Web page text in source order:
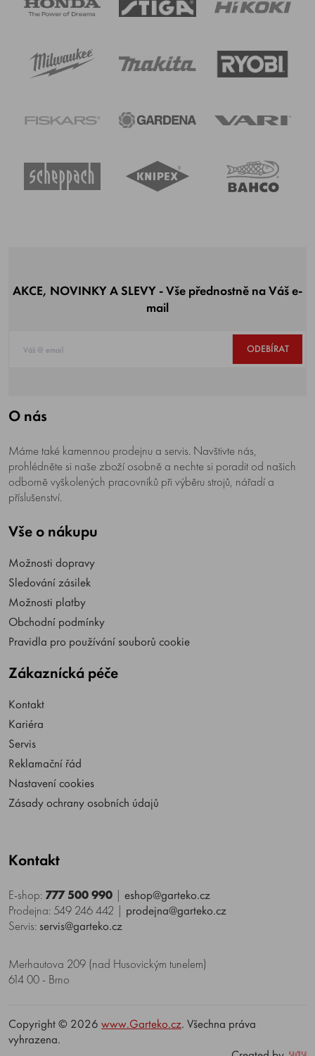
AKCE, NOVINKY A SLEVY - Vše přednostně na Váš e-
mail
ODEBÍRAT
O nás
Máme také kamennou prodejnu a servis. Navštivte nás,
prohlédněte si naše zboží osobně a nechte si poradit od našich
odborně vyškolených pracovníků při výběru strojů, nářadí a
příslušenství.
Vše o nákupu
Možnosti dopravy
Sledování zásilek
Možnosti platby
Obchodní podmínky
Pravidla pro používání souborů cookie
Zákaznícká péče
Kontakt
Kariéra
Servis
Reklamační řád
Nastavení cookies
Zásady ochrany osobních údajů
Kontakt
E-shop: 777 500 990 | eshop@garteko.cz
Prodejna: 549 246 442 | prodejna@garteko.cz
Servis: servis@garteko.cz
Merhautova 209 (nad Husovickým tunelem)
614 00 - Brno
Copyright © 2026 www.Garteko.cz. Všechna práva
vyhrazena.